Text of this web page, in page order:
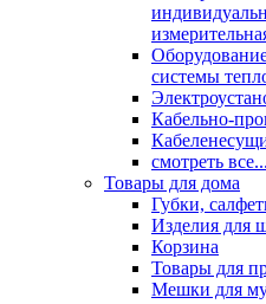
системы
Кабельно-
смотреть все...
Товары для дома
Губки,
Изделия для
Корзина
Товары для
Мешки для